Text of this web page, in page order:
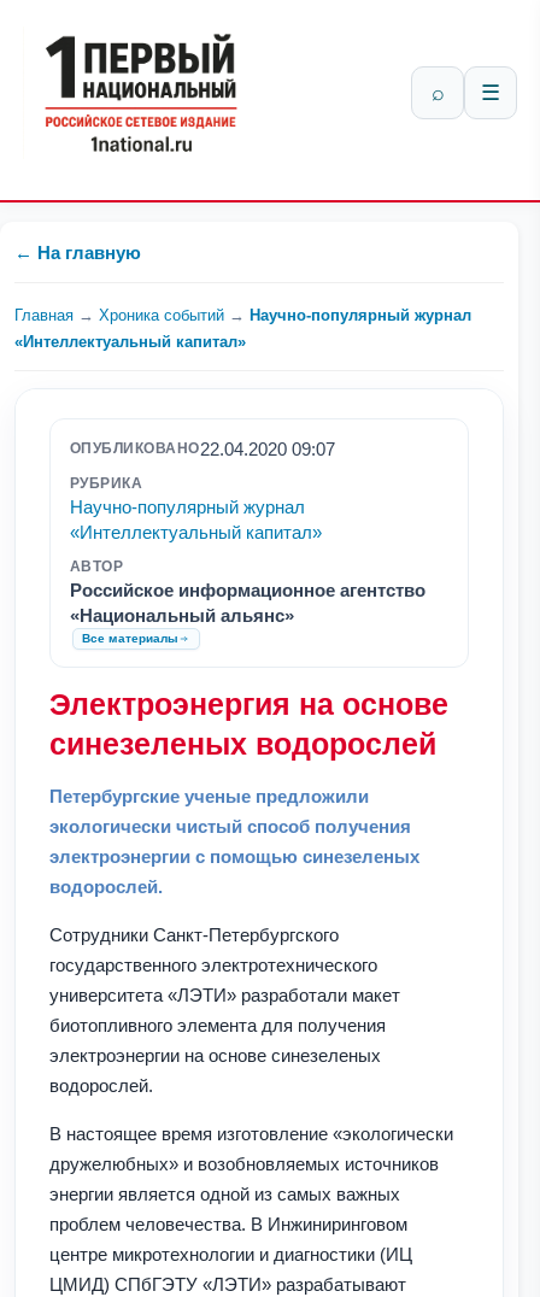
⌕ ☰
← На главную
Главная → Хроника событий → Научно-популярный журнал
«Интеллектуальный капитал»
ОПУБЛИКОВАНО22.04.2020 09:07
РУБРИКА
Научно-популярный журнал
«Интеллектуальный капитал»
АВТОР
Российское информационное агентство
«Национальный альянс»
Все материалы
Электроэнергия на основе
синезеленых водорослей
Петербургские ученые предложили
экологически чистый способ получения
электроэнергии c помощью синезеленых
водорослей.
Сотрудники Санкт-Петербургского
государственного электротехнического
университета «ЛЭТИ» разработали макет
биотопливного элемента для получения
электроэнергии на основе синезеленых
водорослей.
В настоящее время изготовление «экологически
дружелюбных» и возобновляемых источников
энергии является одной из самых важных
проблем человечества. В Инжиниринговом
центре микротехнологии и диагностики (ИЦ
ЦМИД) СПбГЭТУ «ЛЭТИ» разрабатывают